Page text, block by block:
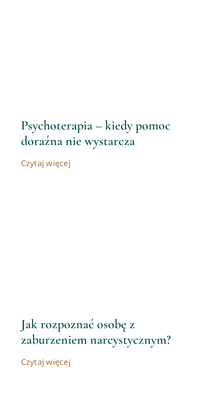
Psychoterapia – kiedy pomoc
doraźna nie wystarcza
Czytaj więcej
Jak rozpoznać osobę z
zaburzeniem narcystycznym?
Czytaj więcej